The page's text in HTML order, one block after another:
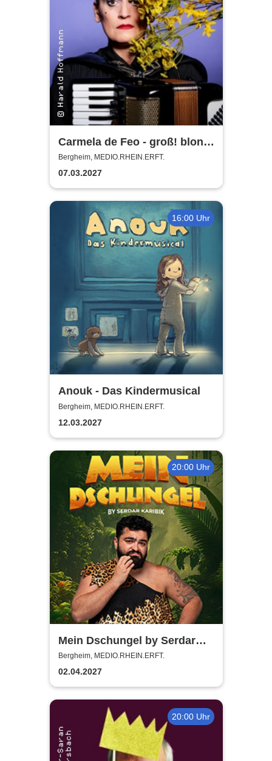
Carmela de Feo - groß! blond!
erfolgreich!
Bergheim, MEDIO.RHEIN.ERFT.
07.03.2027
16:00 Uhr
Anouk - Das Kindermusical
Bergheim, MEDIO.RHEIN.ERFT.
12.03.2027
20:00 Uhr
Mein Dschungel by Serdar
Karibik
Bergheim, MEDIO.RHEIN.ERFT.
02.04.2027
20:00 Uhr